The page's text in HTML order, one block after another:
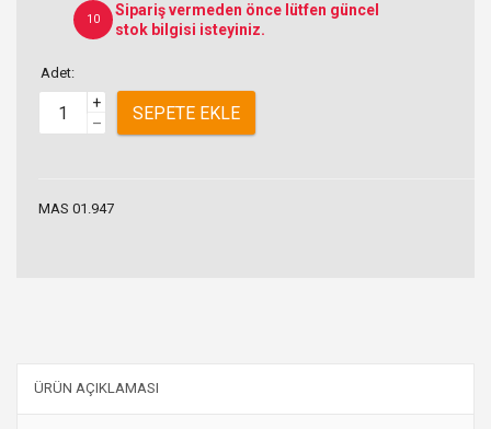
10
Sipariş vermeden önce lütfen güncel
stok bilgisi isteyiniz.
Adet:
+
–
SEPETE EKLE
MAS 01.947
ÜRÜN AÇIKLAMASI